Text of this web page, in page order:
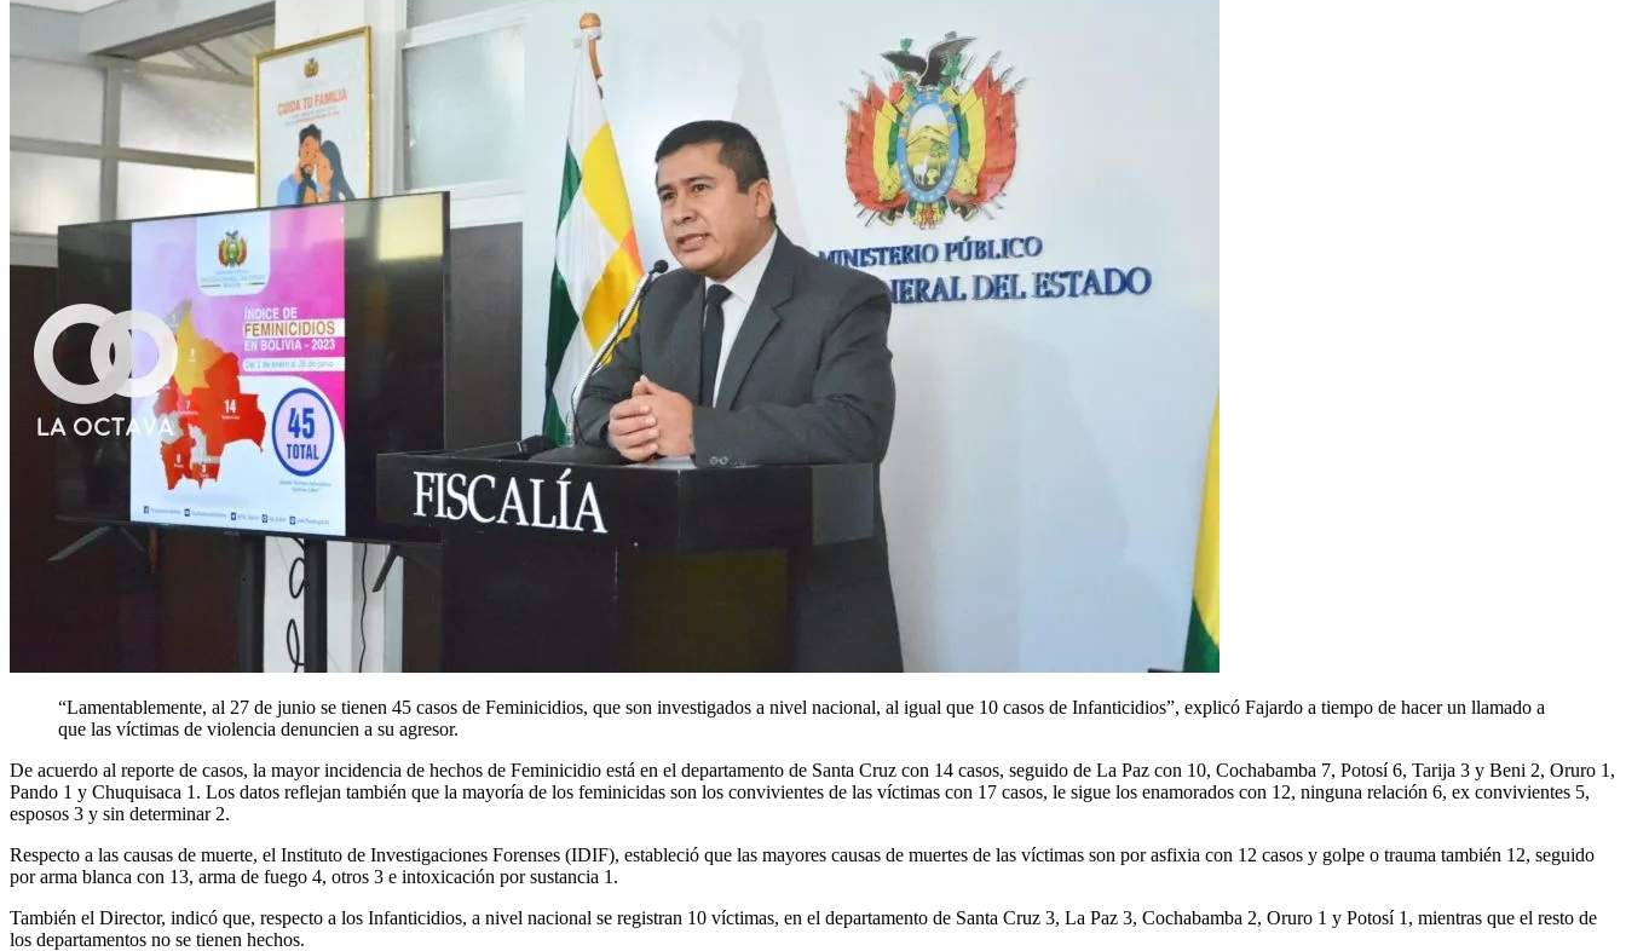
“Lamentablemente, al 27 de junio se tienen 45 casos de Feminicidios, que son investigados a nivel nacional, al igual que 10 casos de Infanticidios”, explicó Fajardo a tiempo de hacer un llamado a
que las víctimas de violencia denuncien a su agresor.
De acuerdo al reporte de casos, la mayor incidencia de hechos de Feminicidio está en el departamento de Santa Cruz con 14 casos, seguido de La Paz con 10, Cochabamba 7, Potosí 6, Tarija 3 y Beni 2, Oruro 1,
Pando 1 y Chuquisaca 1. Los datos reflejan también que la mayoría de los feminicidas son los convivientes de las víctimas con 17 casos, le sigue los enamorados con 12, ninguna relación 6, ex convivientes 5,
esposos 3 y sin determinar 2.
Respecto a las causas de muerte, el Instituto de Investigaciones Forenses (IDIF), estableció que las mayores causas de muertes de las víctimas son por asfixia con 12 casos y golpe o trauma también 12, seguido
por arma blanca con 13, arma de fuego 4, otros 3 e intoxicación por sustancia 1.
También el Director, indicó que, respecto a los Infanticidios, a nivel nacional se registran 10 víctimas, en el departamento de Santa Cruz 3, La Paz 3, Cochabamba 2, Oruro 1 y Potosí 1, mientras que el resto de
los departamentos no se tienen hechos.